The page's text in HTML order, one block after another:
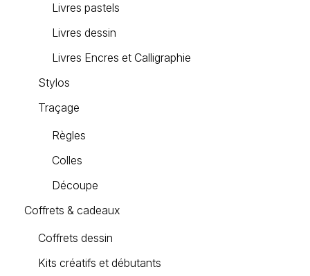
Livres pastels
Livres dessin
Livres Encres et Calligraphie
Stylos
Traçage
Règles
Colles
Découpe
Coffrets & cadeaux
Coffrets dessin
Kits créatifs et débutants